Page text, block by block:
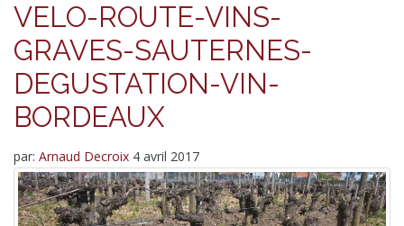
VELO-ROUTE-VINS-
GRAVES-SAUTERNES-
DEGUSTATION-VIN-
BORDEAUX
par: Arnaud Decroix 4 avril 2017